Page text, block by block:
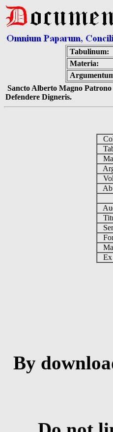
Tabulinum:
Materia:
Sancto Alberto Magno
Defendere Digneris.
Ab
Ex
By